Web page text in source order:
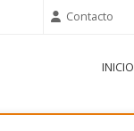
Contacto
INICIO